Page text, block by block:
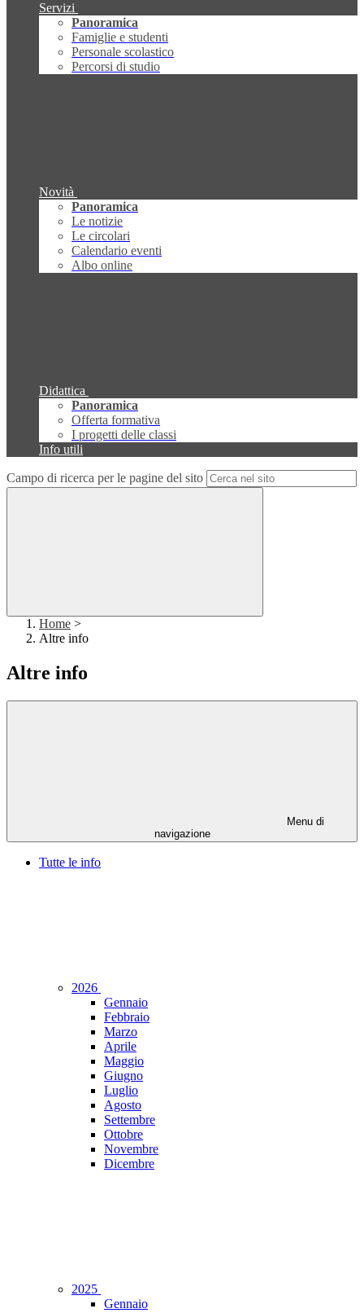
Servizi
Panoramica
Famiglie e studenti
Personale scolastico
Percorsi di studio
Novità
Panoramica
Le notizie
Le circolari
Calendario eventi
Albo online
Didattica
Panoramica
Offerta formativa
I progetti delle classi
Info utili
Campo di ricerca per le pagine del sito
Home >
Altre info
Altre info
Menu di
navigazione
Tutte le info
2026
Gennaio
Febbraio
Marzo
Aprile
Maggio
Giugno
Luglio
Agosto
Settembre
Ottobre
Novembre
Dicembre
2025
Gennaio